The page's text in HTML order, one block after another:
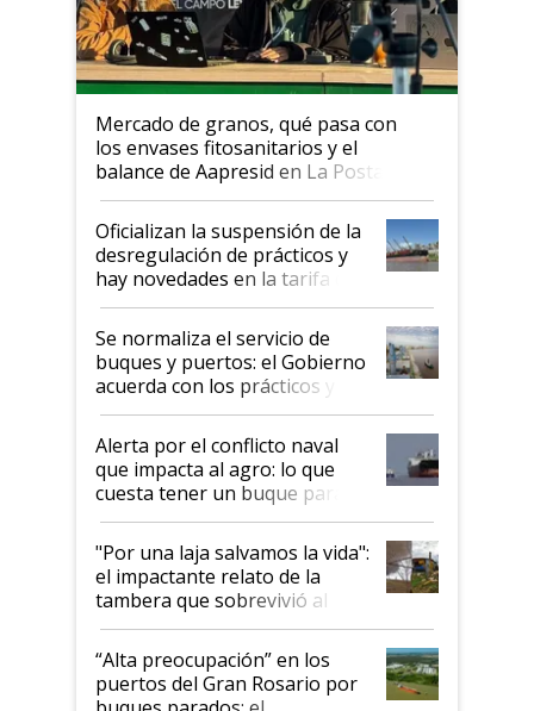
Mercado de granos, qué pasa con
los envases fitosanitarios y el
balance de Aapresid en La Posta
Oficializan la suspensión de la
desregulación de prácticos y
hay novedades en la tarifa de
la hidrovía
Se normaliza el servicio de
buques y puertos: el Gobierno
acuerda con los prácticos y
suspende el decreto de
desregulación
Alerta por el conflicto naval
que impacta al agro: lo que
cuesta tener un buque parado
y el peligro de que Argentina
pase a ser "país sucio"
"Por una laja salvamos la vida":
el impactante relato de la
tambera que sobrevivió al
tornado
“Alta preocupación” en los
puertos del Gran Rosario por